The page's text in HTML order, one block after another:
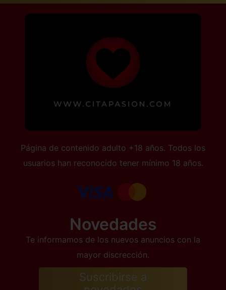
Página de contenido adulto +18 años. Todos los
usuarios han reconocido tener mínimo 18 años.
Novedades
Te informamos de los nuevos anuncios con la
mayor discrección.
Suscribirse a